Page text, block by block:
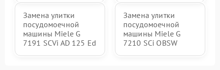
Замена улитки
посудомоечной
машины Miele G
7191 SCVi AD 125 Ed
Замена улитки
посудомоечной
машины Miele G
7210 SCi OBSW